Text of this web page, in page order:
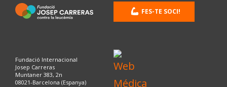
Fundació Internacional
Josep Carreras
Muntaner 383, 2n
08021-Barcelona (Espanya)
FES-TE SOCI!